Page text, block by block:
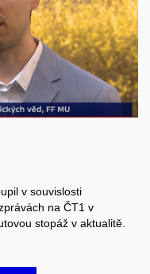
v souvislosti
na ČT1 v
stopáž v aktualitě.